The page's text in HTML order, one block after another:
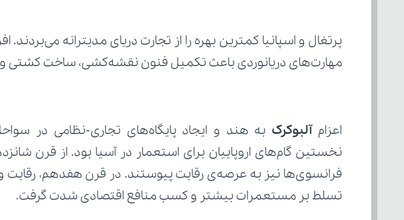
مهارت‌های دریانوردی باعث تکمیل فنون نقشه‌کشی، ساخت کشتی و
اعزام آلبوکرک
تسلط بر مستعمرات بیشتر و کسب منافع اقتصادی شدت گرفت.